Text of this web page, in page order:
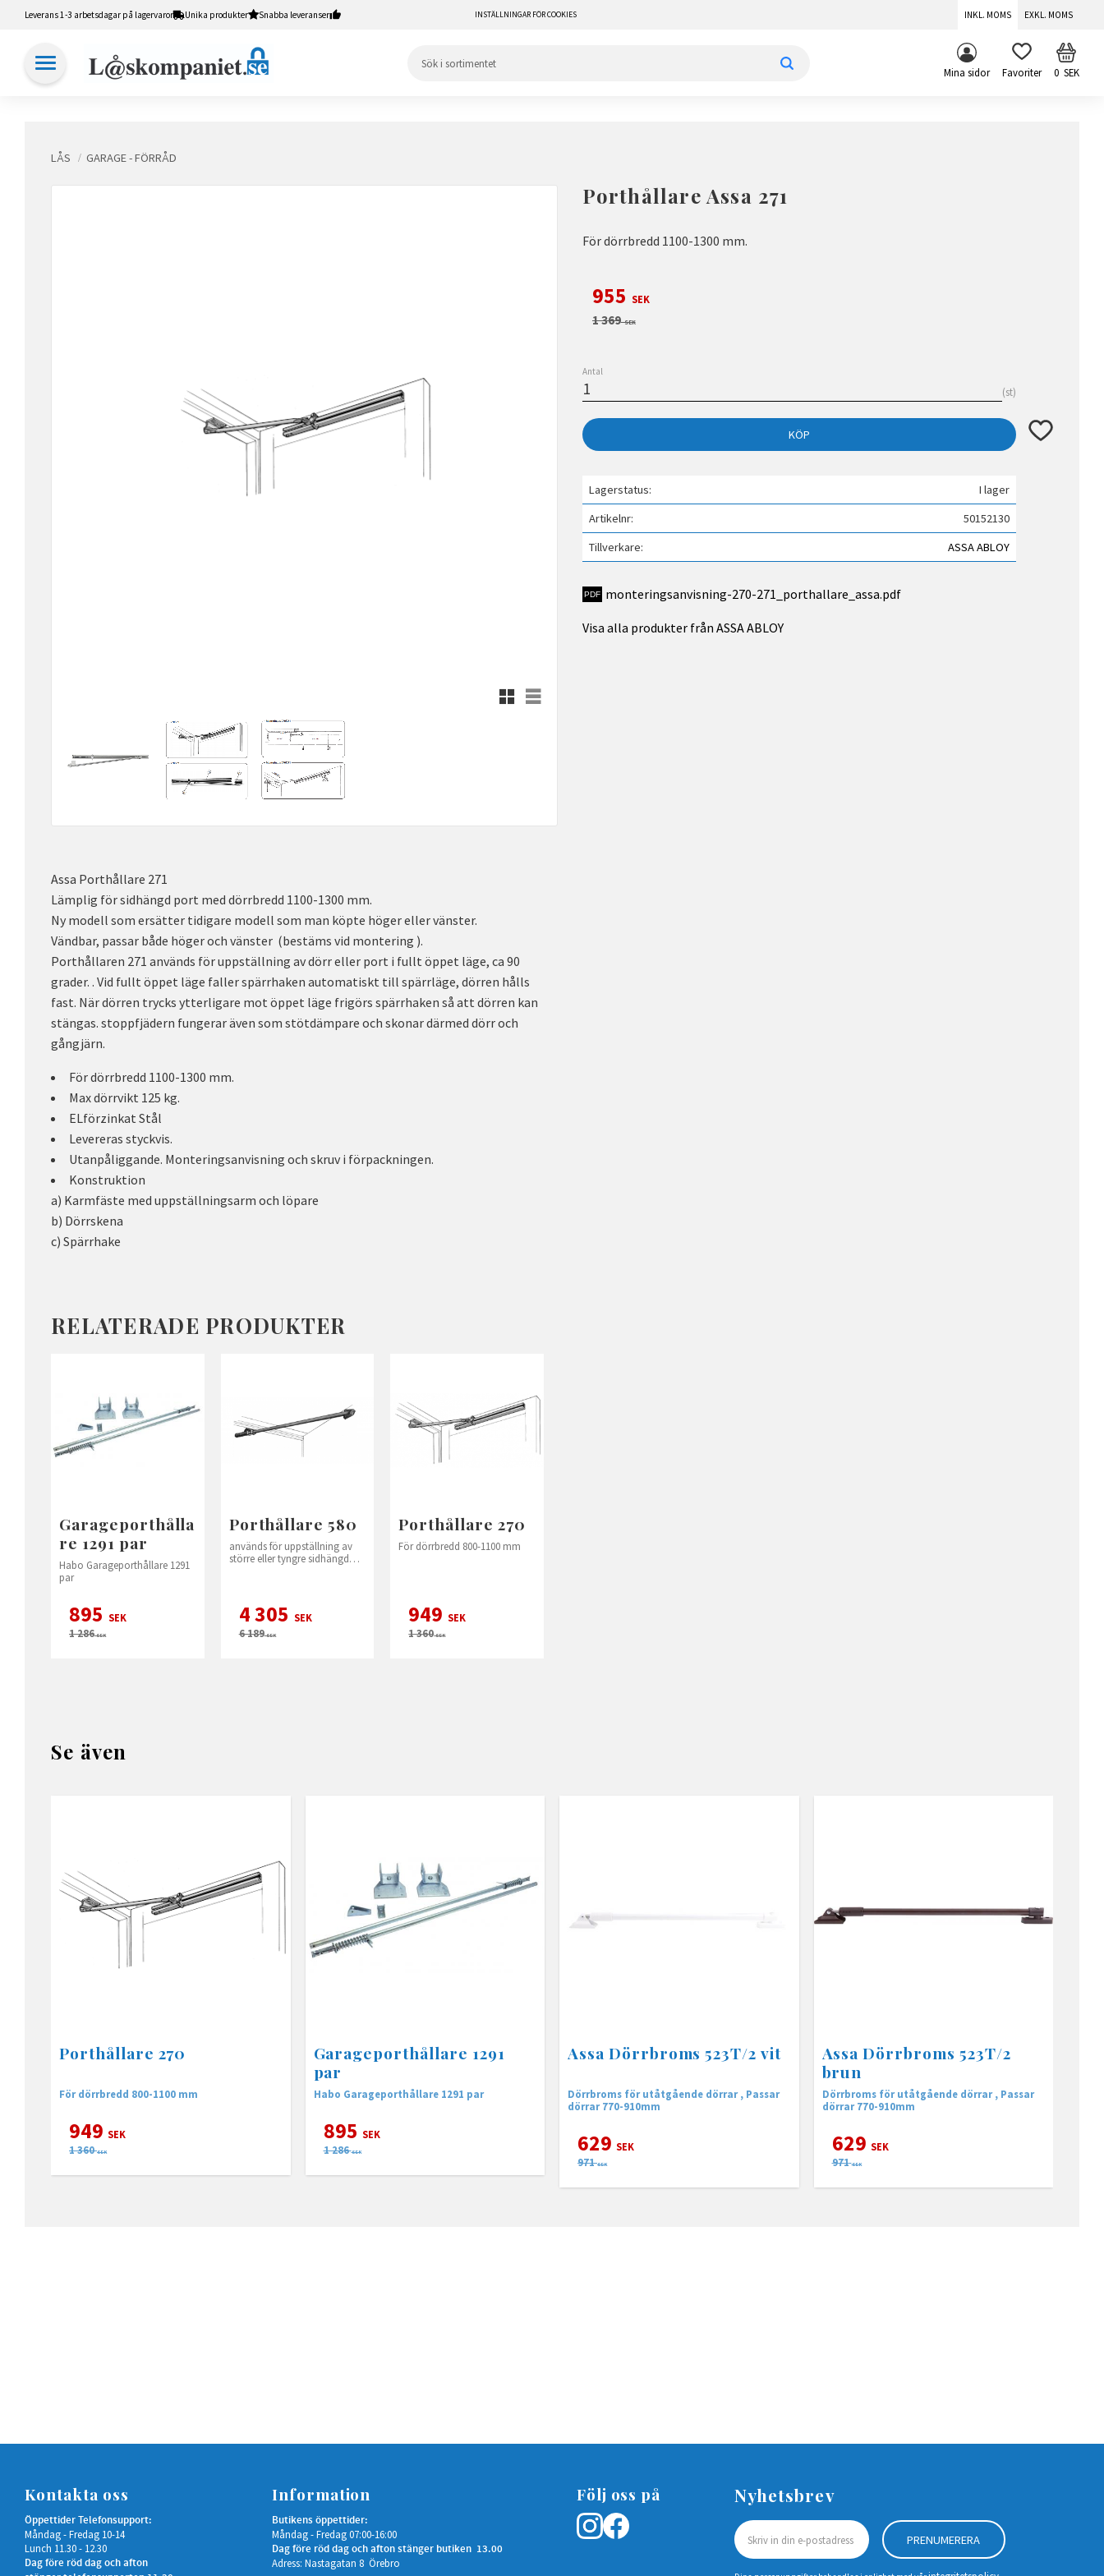
Leverans 1-3 arbetsdagar på lagervaror Unika produkter Snabba leveranser INSTÄLLNINGAR FÖR COOKIES INKL. MOMS EXKL. MOMS
Mina sidor FAVORITER 0SEK
LÅS GARAGE - FÖRRÅD
Porthållare Assa 271
För dörrbredd 1100-1300 mm.
Rutnätsvy
Listvy
Nedsatt pris:
955 SEK
Ordinarie pris:
1 369SEK
Antal
st
KÖP Lägg till i
Lagerstatus
I lager
Artikelnr
50152130
Tillverkare
ASSA ABLOY
monteringsanvisning-270-271_porthallare_assa.pdf
Visa alla produkter från ASSA ABLOY
Assa Porthållare 271
Lämplig för sidhängd port med dörrbredd 1100-1300 mm.
Ny modell som ersätter tidigare modell som man köpte höger eller vänster.
Vändbar, passar både höger och vänster (bestäms vid montering ).
Porthållaren 271 används för uppställning av dörr eller port i fullt öppet läge, ca 90
grader. . Vid fullt öppet läge faller spärrhaken automatiskt till spärrläge, dörren hålls
fast. När dörren trycks ytterligare mot öppet läge frigörs spärrhaken så att dörren kan
stängas. stoppfjädern fungerar även som stötdämpare och skonar därmed dörr och
gångjärn.
För dörrbredd 1100-1300 mm.
Max dörrvikt 125 kg.
ELförzinkat Stål
Levereras styckvis.
Utanpåliggande. Monteringsanvisning och skruv i förpackningen.
Konstruktion
a) Karmfäste med uppställningsarm och löpare
b) Dörrskena
c) Spärrhake
RELATERADE PRODUKTER
Garageporthålla
re 1291 par
Habo Garageporthållare 1291
par
895 SEK
1 286SEK
Porthållare 580
används för uppställning av
större eller tyngre sidhängd
4 305 SEK
6 189SEK
Porthållare 270
För dörrbredd 800-1100 mm
949 SEK
1 360SEK
Se även
Porthållare 270
För dörrbredd 800-1100 mm
949 SEK
1 360 SEK
Garageporthållare 1291
par
Habo Garageporthållare 1291 par
895 SEK
1 286 SEK
Assa Dörrbroms 523T/2 vit
Dörrbroms för utåtgående dörrar , Passar
dörrar 770-910mm
629 SEK
971 SEK
Assa Dörrbroms 523T/2
brun
Dörrbroms för utåtgående dörrar , Passar
dörrar 770-910mm
629 SEK
971 SEK
Kontakta oss
Öppettider Telefonsupport:
Måndag - Fredag 10-14
Lunch 11.30 - 12.30
Dag före röd dag och afton
Information
Butikens öppettider:
Måndag - Fredag 07:00-16:00
Dag före röd dag och afton stänger butiken 13.00
Adress: Nastagatan 8 Örebro
Följ oss på Nyhetsbrev
PRENUMERERA